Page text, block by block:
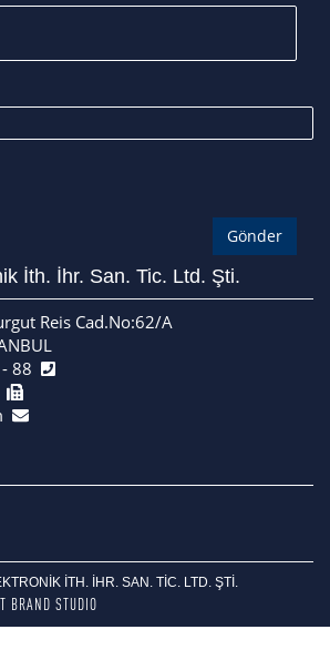
İth. İhr. San. Tic. Ltd. Şti.
Reis Cad.No:62/A
88
İTH. İHR. SAN. TİC. LTD. ŞTİ.
BRAND STUDIO